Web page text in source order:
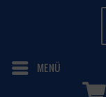
MENÜ